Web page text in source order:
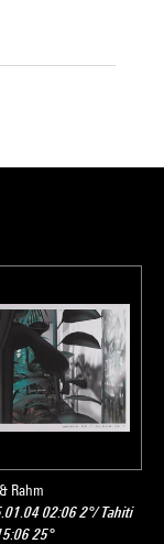
Rahm
02:06 2°/ Tahiti
25°